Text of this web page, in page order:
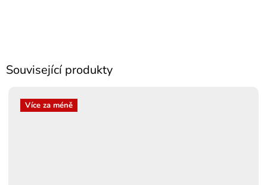
Související produkty
Více za méně